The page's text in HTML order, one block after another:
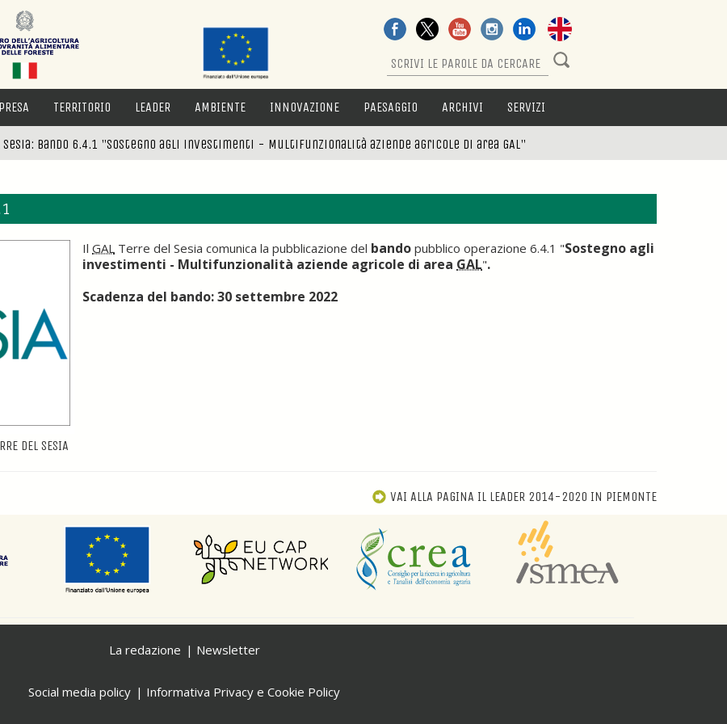
TERRITORIO LEADER AMBIENTE INNOVAZIONE PAESAGGIO ARCHIVI SERVIZI
Sesia: Bando 6.4.1 "Sostegno agli investimenti - Multifunzionalità aziende agricole di area GAL"
Il GAL Terre del Sesia comunica la pubblicazione del bando pubblico operazione 6.4.1 "Sostegno agli
investimenti - Multifunzionalità aziende agricole di area GAL".
Scadenza del bando: 30 settembre 2022
DEL SESIA
VAI ALLA PAGINA IL LEADER 2014-2020 IN PIEMONTE
La redazione Newsletter
Social media policy Informativa Privacy e Cookie Policy